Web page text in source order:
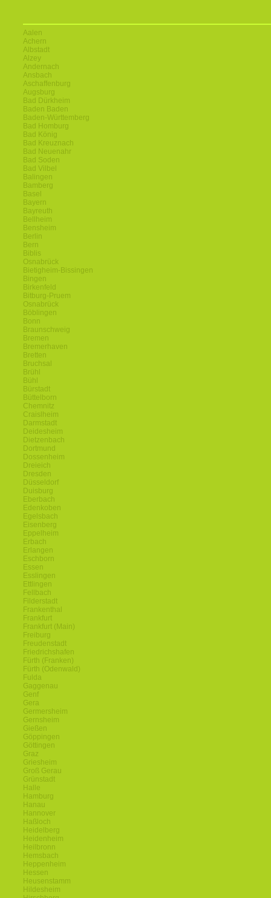
Aalen
Achern
Albstadt
Alzey
Andernach
Ansbach
Aschaffenburg
Augsburg
Bad Dürkheim
Baden Baden
Baden-Württemberg
Bad Homburg
Bad König
Bad Kreuznach
Bad Neuenahr
Bad Soden
Bad Vilbel
Balingen
Bamberg
Basel
Bayern
Bayreuth
Bellheim
Bensheim
Berlin
Bern
Biblis
Osnabrück
Bietigheim-Bissingen
Bingen
Birkenfeld
Bitburg-Pruem
Osnabrück
Böblingen
Bonn
Braunschweig
Bremen
Bremerhaven
Bretten
Bruchsal
Brühl
Bühl
Bürstadt
Büttelborn
Chemnitz
Craislheim
Darmstadt
Deidesheim
Dietzenbach
Dortmund
Dossenheim
Dreieich
Dresden
Düsseldorf
Duisburg
Eberbach
Edenkoben
Egelsbach
Eisenberg
Eppelheim
Erbach
Erlangen
Eschborn
Essen
Esslingen
Ettlingen
Fellbach
Filderstadt
Frankenthal
Frankfurt
Frankfurt (Main)
Freiburg
Freudenstadt
Friedrichshafen
Fürth (Franken)
Fürth (Odenwald)
Fulda
Gaggenau
Genf
Gera
Germersheim
Gernsheim
Gießen
Göppingen
Göttingen
Graz
Griesheim
Groß Gerau
Grünstadt
Halle
Hamburg
Hanau
Hannover
Haßloch
Heidelberg
Heidenheim
Heilbronn
Hemsbach
Heppenheim
Hessen
Heusenstamm
Hildesheim